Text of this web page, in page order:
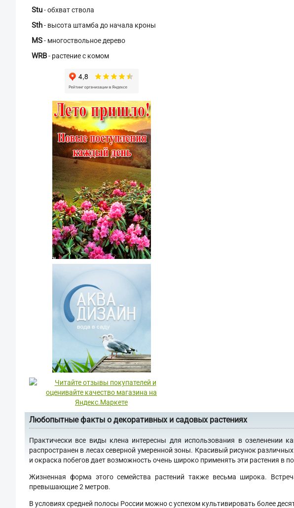
Stu- обхват ствола
Sth- высота штамба до начала кроны
MS- многоствольное дерево
WRB- растение с комом
Любопытные факты о декоративных и садовых растениях
Практически все виды клена интересны для использования в озеленении
распространен в лесах северной умеренной зоны. Красивый рисунок
и окраска побегов дает возможность очень широко применять эти растения в
Жизненная форма этого семейства растений также весьма широка.
превышающие 2 метров.
В условиях средней полосы России можно с успехом культивировать более